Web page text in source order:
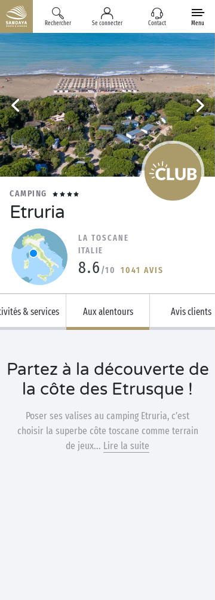
Rechercher Se connecter Contact Menu
CAMPING
Etruria
LA TOSCANE
ITALIE
8.6 /10 1041 AVIS
& services Aux alentours Avis clients
Partez à la découverte de
la côte des Etrusque !
Poser ses valises au camping Etruria, c’est
choisir la superbe côte toscane comme terrain
de jeux... Lire la suite